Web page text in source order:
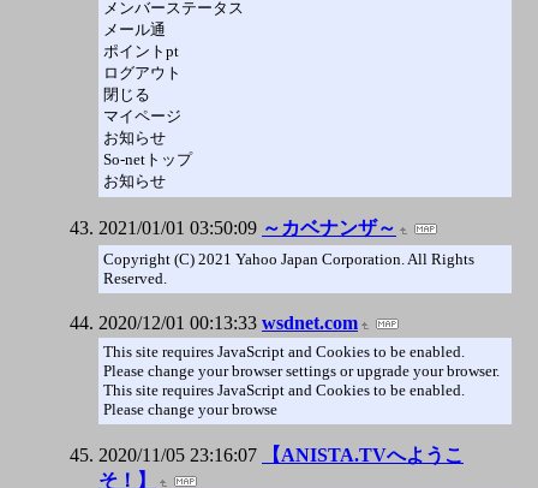
メンバーステータス
メール通
ポイントpt
ログアウト
閉じる
マイページ
お知らせ
So-netトップ
お知らせ
2021/01/01 03:50:09 ～カベナンザ～
Copyright (C) 2021 Yahoo Japan Corporation. All Rights
Reserved.
2020/12/01 00:13:33 wsdnet.com
This site requires JavaScript and Cookies to be enabled.
Please change your browser settings or upgrade your browser.
This site requires JavaScript and Cookies to be enabled.
Please change your browse
2020/11/05 23:16:07
【ANISTA.TVへようこ
そ！】